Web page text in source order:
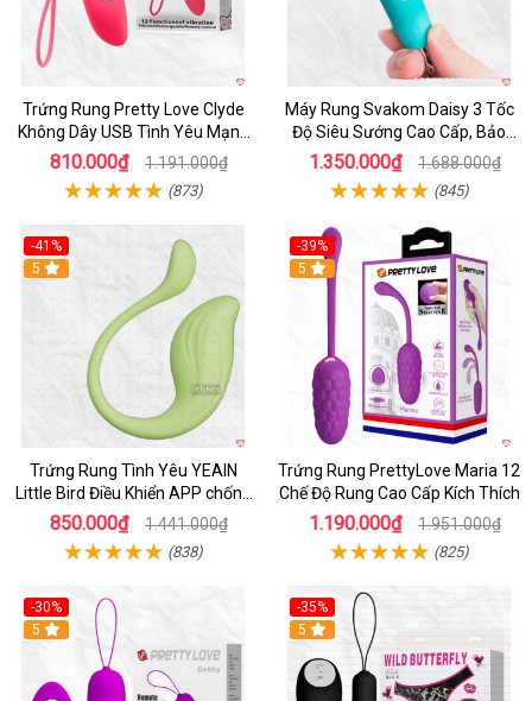
Trứng Rung Pretty Love Clyde
Không Dây USB Tình Yêu Mạnh
Mẽ
810.000₫ 1.191.000₫
(873)
Máy Rung Svakom Daisy 3 Tốc
Độ Siêu Sướng Cao Cấp, Bảo
Hành 1 Năm
1.350.000₫ 1.688.000₫
(845)
-41%
Hot
5
Trứng Rung Tình Yêu YEAIN
Little Bird Điều Khiển APP chống
nước sạc pin
850.000₫ 1.441.000₫
(838)
-39%
Hot
5
Trứng Rung PrettyLove Maria 12
Chế Độ Rung Cao Cấp Kích Thích
1.190.000₫ 1.951.000₫
(825)
-30%
Hot
5
-35%
Hot
5